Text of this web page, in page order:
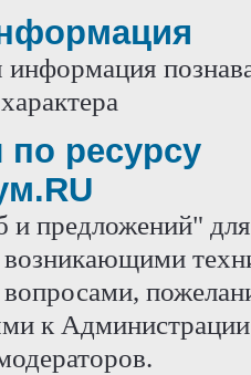
ресурсу
и предложений"
к